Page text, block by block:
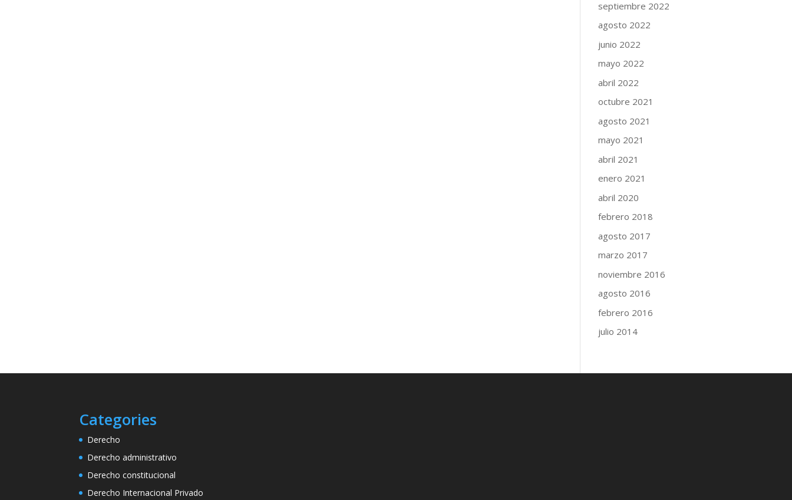
septiembre 2022
agosto 2022
junio 2022
mayo 2022
abril 2022
octubre 2021
agosto 2021
mayo 2021
abril 2021
enero 2021
abril 2020
febrero 2018
agosto 2017
marzo 2017
noviembre 2016
agosto 2016
febrero 2016
julio 2014
Categories
Derecho
Derecho administrativo
Derecho constitucional
Derecho Internacional Privado